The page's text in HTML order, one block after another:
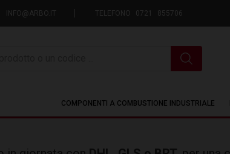
INFO@ARBO.IT TELEFONO 0721 855706
COMPONENTI A COMBUSTIONE INDUSTRIALE